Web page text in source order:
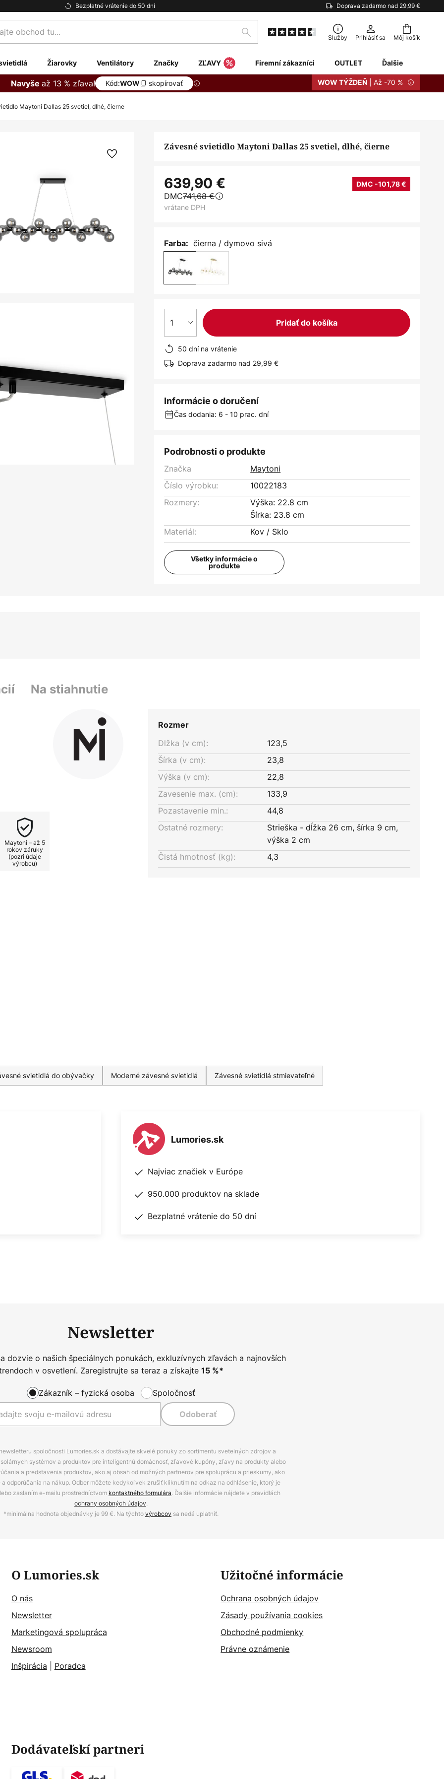
Bezplatné vrátenie do 50 dní Doprava zadarmo nad 29,99 €
Môj košík
Hľadať Služby Prihlásiť sa
Žiarovky Ventilátory Značky ZĽAVY Firemní zákazníci OUTLET Ďalšie
Navyše až 13 % zľava! Kód:WOW skopírovať WOW TÝŽDEŇ | Až -70 %
Maytoni Dallas 25 svetiel, dlhé, čierne
Závesné svietidlo Maytoni Dallas 25 svetiel, dlhé, čierne
639,90 € DMC -101,78 €
DMC741,68 €
vrátane DPH
Farba: čierna / dymovo sivá
1 Pridať do košíka
50 dní na vrátenie
Doprava zadarmo nad 29,99 €
Informácie o doručení
Čas dodania: 6 - 10 prac. dní
Podrobnosti o produkte
Značka
Maytoni
Číslo výrobku:
10022183
Rozmery:
Výška: 22.8 cm
Šírka: 23.8 cm
Materiál:
Kov / Sklo
Všetky informácie o
produkte
Na stiahnutie
Maytoni – až 5
rokov záruky
(pozri údaje
výrobcu)
Rozmer
Dlžka (v cm):
123,5
Šírka (v cm):
23,8
Výška (v cm):
22,8
Zavesenie max. (cm):
133,9
Pozastavenie min.:
44,8
Ostatné rozmery:
Strieška - dĺžka 26 cm, šírka 9 cm,
výška 2 cm
Čistá hmotnosť (kg):
4,3
svietidlá do obývačky Moderné závesné svietidlá Závesné svietidlá stmievateľné
Lumories.sk
Najviac značiek v Európe
950.000 produktov na sklade
Bezplatné vrátenie do 50 dní
Newsletter
dozvie o našich špeciálnych ponukách, exkluzívnych zľavách a najnovších
v osvetlení. Zaregistrujte sa teraz a získajte 15%*
Zákazník – fyzická osoba Spoločnosť
Odoberať
spoločnosti Lumories.sk a dostávajte skvelé ponuky zo sortimentu svetelných zdrojov a
systémov a produktov pre inteligentnú domácnosť, zľavové kupóny, zľavy na produkty alebo
a predstavenia produktov, ako aj obsah od možných partnerov pre spoluprácu a prieskumy, ako
odporúčania na nákup. Odber môžete kedykoľvek zrušiť kliknutím na odkaz na odhlásenie, ktorý je
zaslaním e-mailu prostredníctvom kontaktného formulára. Ďalšie informácie nájdete v pravidlách
ochrany osobných údajov.
*minimálna hodnota objednávky je 99 €. Na týchtovýrobcov sa nedá uplatniť.
O Lumories.sk
O nás
Newsletter
Marketingová spolupráca
Newsroom
Inšpirácia
Poradca
Užitočné informácie
Ochrana osobných údajov
Zásady používania cookies
Obchodné podmienky
Právne oznámenie
Dodávateľskí partneri